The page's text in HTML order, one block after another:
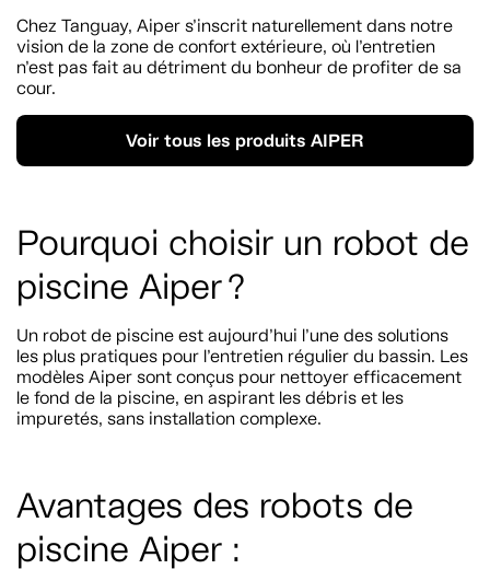
Chez Tanguay, Aiper s’inscrit naturellement dans notre
vision de la zone de confort extérieure, où l’entretien
n’est pas fait au détriment du bonheur de profiter de sa
cour.
Voir tous les produits AIPER
Pourquoi choisir un robot de
piscine Aiper ?
Un robot de piscine est aujourd’hui l’une des solutions
les plus pratiques pour l’entretien régulier du bassin. Les
modèles Aiper sont conçus pour nettoyer efficacement
le fond de la piscine, en aspirant les débris et les
impuretés, sans installation complexe.
Avantages des robots de
piscine Aiper :